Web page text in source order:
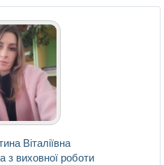
Віталіївна
з виховної роботи